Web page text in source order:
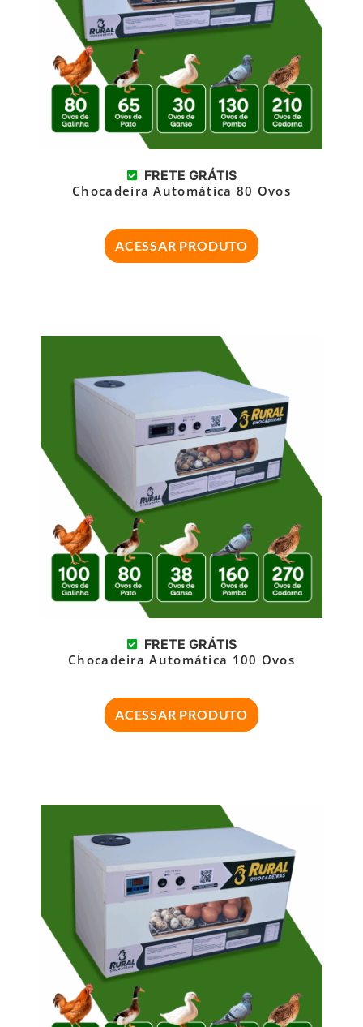
FRETE GRÁTIS
Chocadeira Automática 80 Ovos
ACESSAR PRODUTO
FRETE GRÁTIS
Chocadeira Automática 100 Ovos
ACESSAR PRODUTO